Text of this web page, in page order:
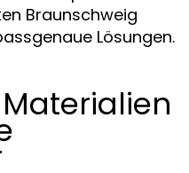
Braunschweig
Lösungen.